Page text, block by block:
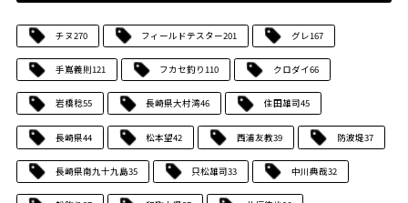
チヌ270 フィールドテスター201 グレ167
手嶌義則121 フカセ釣り110 クロダイ66
岩橋稔55 長崎県大村湾46 住田雄司45
長崎県44 松本望42 西浦友教39 防波堤37
長崎県南九十九島35 只松雄司33 中川典哉32